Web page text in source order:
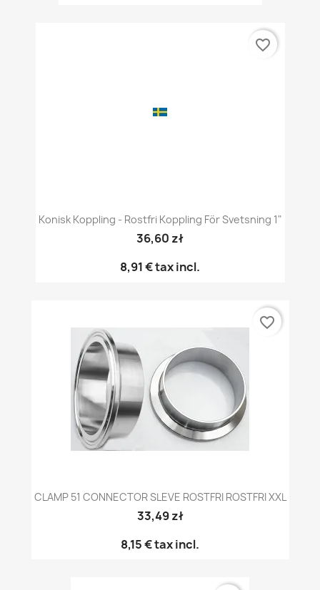
Konisk Koppling - Rostfri Koppling För Svetsning 1"
36,60 zł
8,91 €tax incl.
favorite_border
CLAMP 51 CONNECTOR SLEVE ROSTFRI ROSTFRI XXL
33,49 zł
8,15 €tax incl.
favorite_border